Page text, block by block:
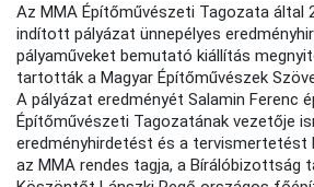
Az MMA Építőművészeti Tagozata által
indított pályázat ünnepélyes
pályaműveket bemutató kiállítás
tartották a Magyar Építőművészek
A pályázat eredményét Salamin Ferenc
Építőművészeti Tagozatának vezetője
eredményhirdetést és a tervismertetést
az MMA rendes tagja, a Bírálóbizottság